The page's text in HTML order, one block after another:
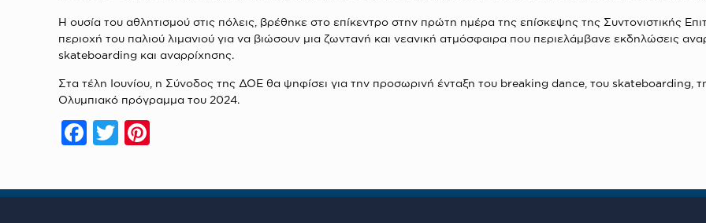
Η ουσία του αθλητισμού στις πόλεις, βρέθηκε στο επίκεντρο στην πρώτη ημέρα της επίσκεψης της Συντονιστικής
περιοχή του παλιού λιμανιού για να βιώσουν μια ζωντανή και νεανική ατμόσφαιρα που περιελάμβανε εκδηλώσεις
skateboarding και αναρρίχησης.
Στα τέλη Ιουνίου, η Σύνοδος της ΔΟΕ θα ψηφίσει για την προσωρινή ένταξη του breaking dance, του skateboarding,
Ολυμπιακό πρόγραμμα του 2024.
Facebook
Twitter